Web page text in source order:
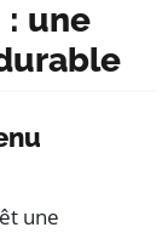
: une
une